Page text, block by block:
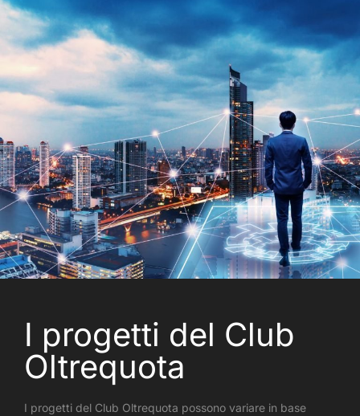
I progetti del Club
Oltrequota
I progetti del Club Oltrequota possono variare in base